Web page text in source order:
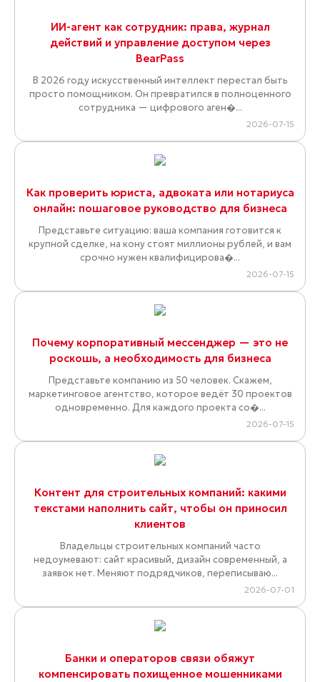
ИИ-агент как сотрудник: права, журнал
действий и управление доступом через
BearPass
В 2026 году искусственный интеллект перестал быть
просто помощником. Он превратился в полноценного
сотрудника — цифрового аген�...
2026-07-15
Как проверить юриста, адвоката или нотариуса
онлайн: пошаговое руководство для бизнеса
Представьте ситуацию: ваша компания готовится к
крупной сделке, на кону стоят миллионы рублей, и вам
срочно нужен квалифицирова�...
2026-07-15
Почему корпоративный мессенджер — это не
роскошь, а необходимость для бизнеса
Представьте компанию из 50 человек. Скажем,
маркетинговое агентство, которое ведёт 30 проектов
одновременно. Для каждого проекта со�...
2026-07-15
Контент для строительных компаний: какими
текстами наполнить сайт, чтобы он приносил
клиентов
Владельцы строительных компаний часто
недоумевают: сайт красивый, дизайн современный, а
заявок нет. Меняют подрядчиков, переписываю...
2026-07-01
Банки и операторов связи обяжут
компенсировать похищенное мошенниками